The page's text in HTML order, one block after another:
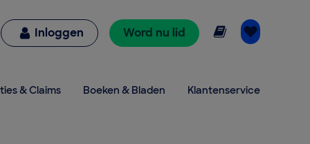
Inloggen Word nu lid Online lezen
& Claims Boeken & Bladen Klantenservice